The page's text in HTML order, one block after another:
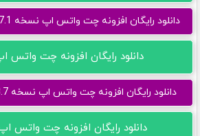
دانلود رایگان افزونه چت واتس اپ نسخه 3.7.1 - لینک سرور کمکی
دانلود رایگان افزونه چت واتس
دانلود رایگان افزونه چت واتس اپ نسخه 3.7 - لینک سرور کمکی
دانلود رایگان افزونه چت واتس اپ